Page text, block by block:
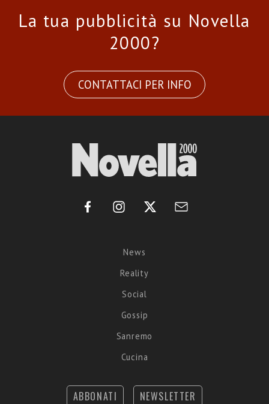
La tua pubblicità su Novella
2000?
CONTATTACI PER INFO
News
Reality
Social
Gossip
Sanremo
Cucina
ABBONATI NEWSLETTER